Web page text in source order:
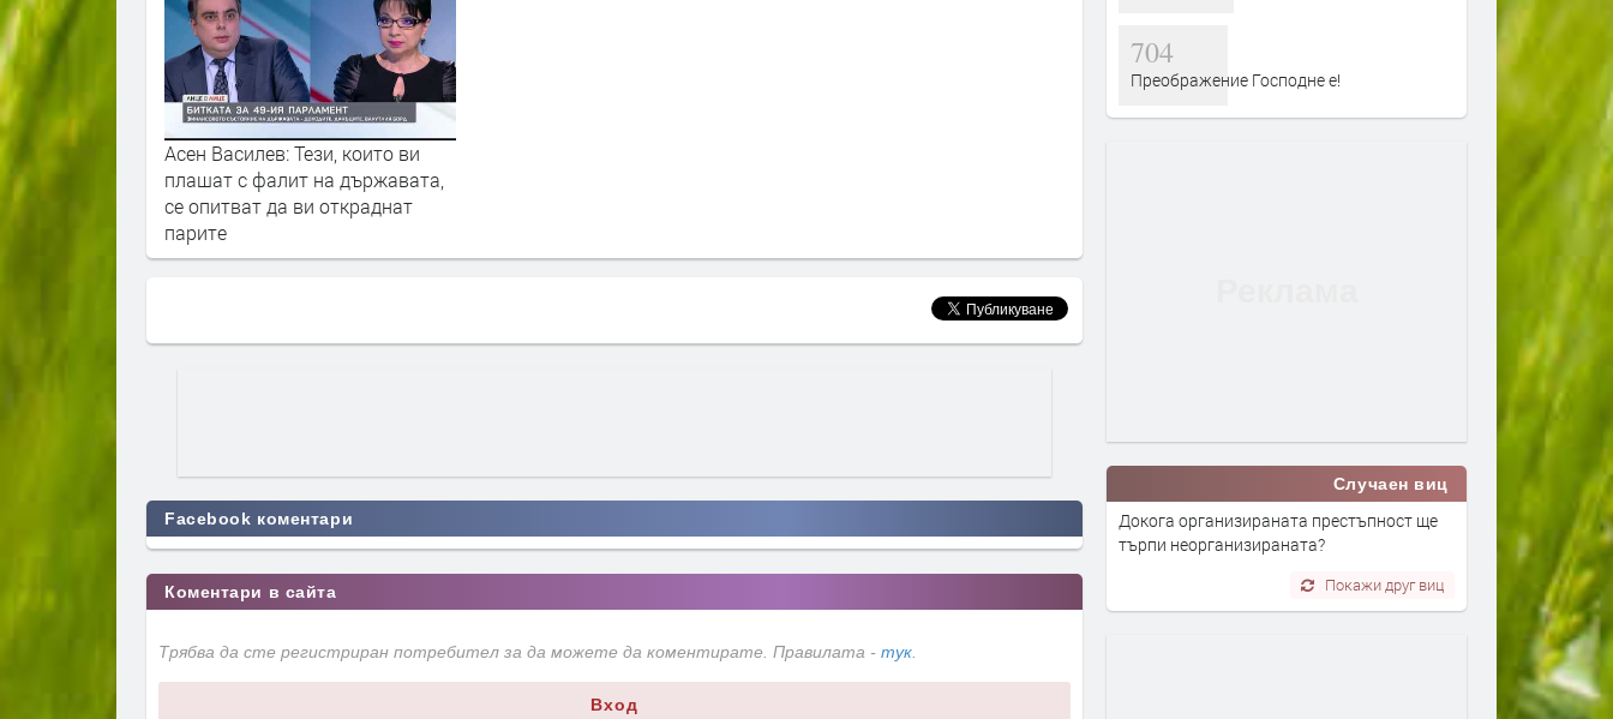
Асен Василев: Тези, които ви
плашат с фалит на държавата,
се опитват да ви откраднат
парите
Facebook коментари
Коментари в сайта
Трябва да сте регистриран потребител за да можете да коментирате. Правилата - тук.
Вход
704
Преображение Господне е!
Случаен виц
Докога организираната престъпност ще
търпи неорганизираната?
Покажи друг виц